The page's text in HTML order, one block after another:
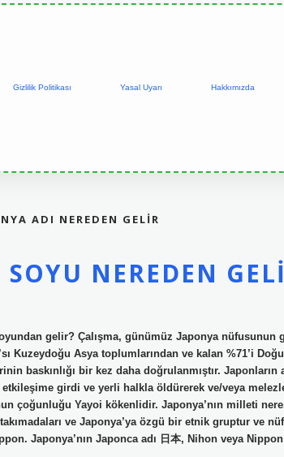
Gizlilik Politikası Yasal Uyarı Hakkımızda
ADI NEREDEN GELIR
SOYU NEREDEN
gelir? Çalışma, günümüz Japonya nüfusunun
Kuzeydoğu Asya toplumlarından ve kalan %71’i
baskınlığı bir kez daha doğrulanmıştır.
girdi ve yerli halkla öldürerek ve/veya
çoğunluğu Yayoi kökenlidir. Japonya’nın milleti
ve Japonya’ya özgü bir etnik gruptur ve
Japonya’nın Japonca adı 日本, Nihon veya